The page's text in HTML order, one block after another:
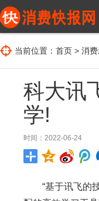
当前位置： 首页 > 消
科大讯
学!
时间：2022-06-24
“基于讯飞的技